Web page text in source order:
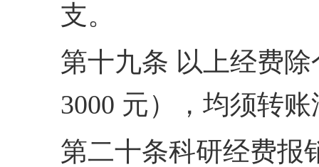
支。
第十九条 以上经费
3000 元），均须转
第二十条科研经费报